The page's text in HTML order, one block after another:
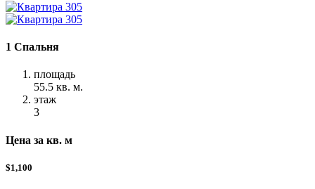
1 Спальня
площадь
55.5 кв. м.
этаж
3
Цена за кв. м
$1,100